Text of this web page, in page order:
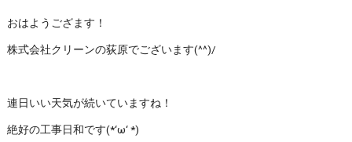
おはようござます！
株式会社クリーンの荻原でございます(^^)/
連日いい天気が続いていますね！
絶好の工事日和です(*‘ω‘ *)